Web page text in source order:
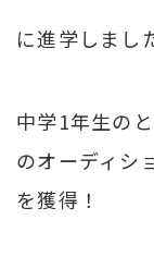
に進学しまし
中学1年生の
のオーディシ
を獲得！